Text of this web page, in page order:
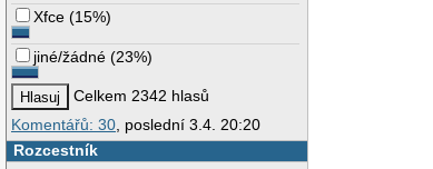
Xfce (15%)
jiné/žádné (23%)
Celkem 2342 hlasů
Komentářů: 30 , poslední 3.4. 20:20
Rozcestník